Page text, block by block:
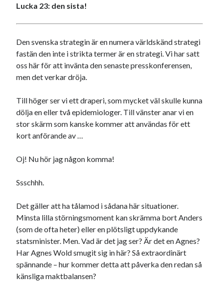
Lucka 23: den sista!
Den svenska strategin är en numera världskänd strategi
fastän den inte i strikta termer är en strategi. Vi har satt
oss här för att invänta den senaste presskonferensen,
men det verkar dröja.
Till höger ser vi ett draperi, som mycket väl skulle kunna
dölja en eller två epidemiologer. Till vänster anar vi en
stor skärm som kanske kommer att användas för ett
kort anförande av …
Oj! Nu hör jag någon komma!
Ssschhh.
Det gäller att ha tålamod i sådana här situationer.
Minsta lilla störningsmoment kan skrämma bort Anders
(som de ofta heter) eller en plötsligt uppdykande
statsminister. Men. Vad är det jag ser? Är det en Agnes?
Har Agnes Wold smugit sig in här? Så extraordinärt
spännande – hur kommer detta att påverka den redan så
känsliga maktbalansen?